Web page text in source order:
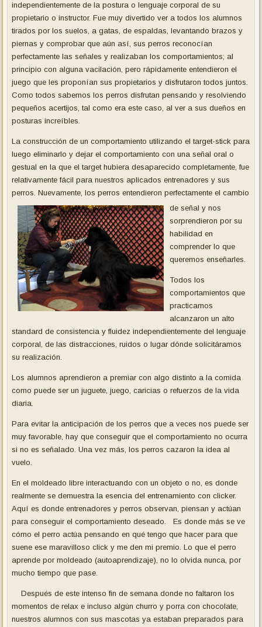
independientemente de la postura o lenguaje corporal de su
propietario o instructor. Fue muy divertido ver a todos los alumnos
tirados por los suelos, a gatas, de espaldas, levantando brazos y
piernas y comprobar que aún así, sus perros reconocían
perfectamente las señales y realizaban los comportamientos; al
principio con alguna vacilación, pero rápidamente entendieron el
juego que les proponían sus propietarios y disfrutaron todos juntos.
Como todos sabemos los perros disfrutan pensando y resolviendo
pequeños acertijos, tal como era este caso, al ver a sus dueños en
posturas increíbles.
La construcción de un comportamiento utilizando el target-stick para
luego eliminarlo y dejar el comportamiento con una señal oral o
gestual en la que el target hubiera desaparecido completamente, fue
relativamente fácil para nuestros aplicados entrenadores y sus
perros. Nuevamente, los perros entendieron perfectamente el cambio
de señal ynos
sorprendieron por su
habilidad en
comprender lo que
queremos enseñarles.
Todos los
comportamientos que
practicamos
alcanzaron un alto
standard de consistencia y fluidez independientemente del lenguaje
corporal, de las distracciones, ruidos o lugar dónde solicitáramos
su realización.
Los alumnos aprendieron a premiar con algo distinto a la comida
como puede ser un juguete, juego, caricias o refuerzos de la vida
diaria.
Para evitar la anticipación de los perros que a veces nos puede ser
muy favorable, hay que conseguir que el comportamiento no ocurra
si no es señalado. Una vez más, los perros cazaron la idea al
vuelo.
En el moldeado libre interactuando con un objeto o no, es donde
realmente se demuestra la esencia del entrenamiento con clicker.
Aquí es donde entrenadores y perros observan, piensan y actúan
para conseguir el comportamiento deseado. Es donde más se ve
cómo el perro actúa pensando en qué tengo que hacer para que
suene ese maravilloso click y me den mi premio. Lo que el perro
aprende por moldeado (autoaprendizaje), no lo olvida nunca, por
mucho tiempo que pase.
Después de este intenso fin de semana donde no faltaron los
momentos de relax e incluso algún churro y porra con chocolate,
nuestros alumnos con sus mascotas ya estaban preparados para